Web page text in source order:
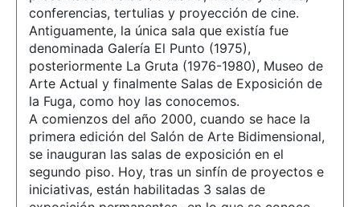
conferencias, tertulias y proyección de cine.
Antiguamente, la única sala que existía fue
denominada Galería El Punto (1975),
posteriormente La Gruta (1976-1980), Museo de
Arte Actual y finalmente Salas de Exposición de
la Fuga, como hoy las conocemos.
A comienzos del año 2000, cuando se hace la
primera edición del Salón de Arte Bidimensional,
se inauguran las salas de exposición en el
segundo piso. Hoy, tras un sinfín de proyectos e
iniciativas, están habilitadas 3 salas de